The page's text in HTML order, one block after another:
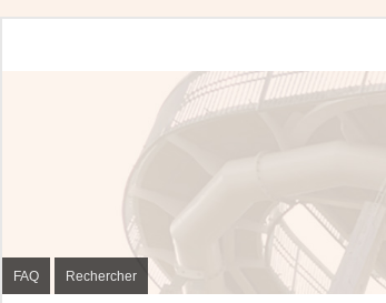
FAQ Rechercher